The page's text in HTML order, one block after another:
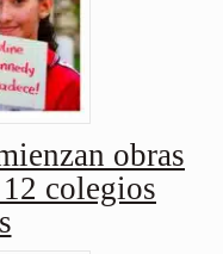
obras
colegios